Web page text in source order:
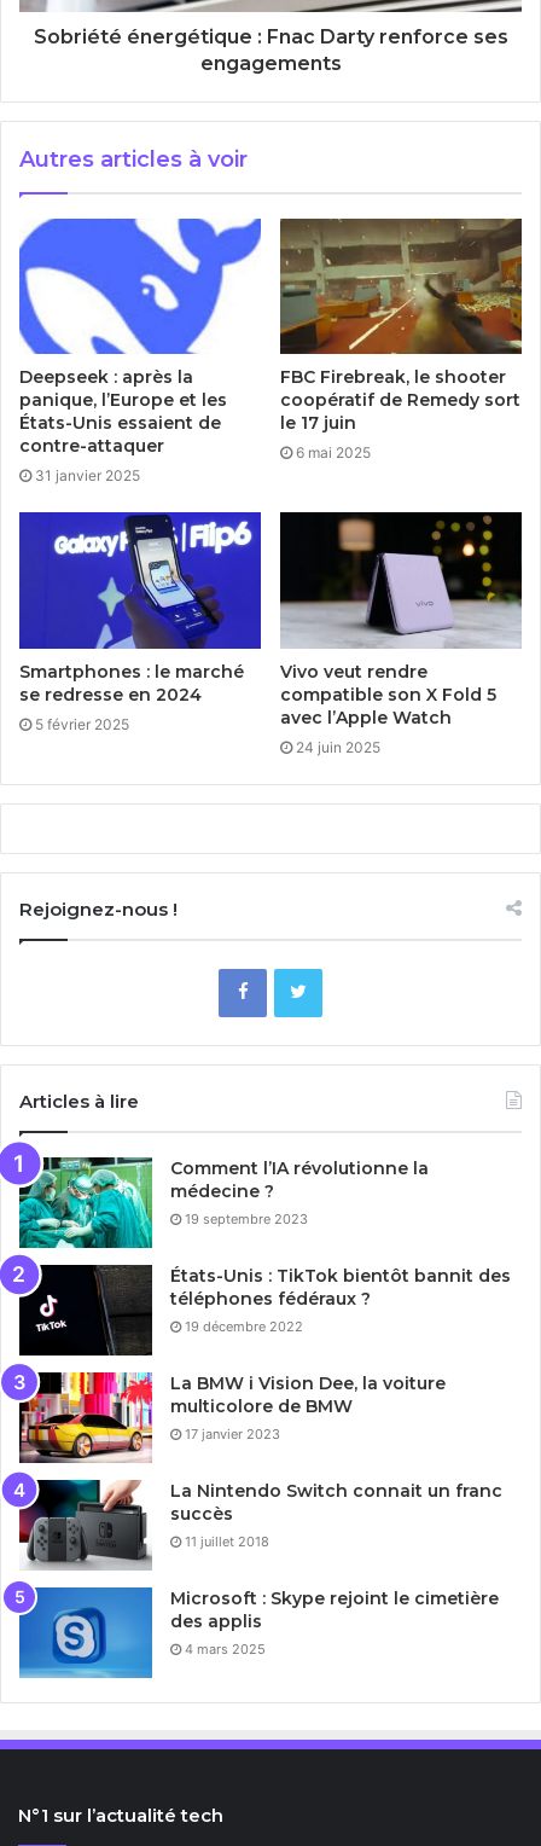
Sobriété énergétique : Fnac Darty renforce ses
engagements
Autres articles à voir
Deepseek : après la
panique, l’Europe et les
États-Unis essaient de
contre-attaquer
31 janvier 2025
FBC Firebreak, le shooter
coopératif de Remedy sort
le 17 juin
6 mai 2025
Smartphones : le marché
se redresse en 2024
5 février 2025
Vivo veut rendre
compatible son X Fold 5
avec l’Apple Watch
24 juin 2025
Rejoignez-nous !
Articles à lire
Comment l’IA révolutionne la
médecine ?
19 septembre 2023
États-Unis : TikTok bientôt bannit des
téléphones fédéraux ?
19 décembre 2022
La BMW i Vision Dee, la voiture
multicolore de BMW
17 janvier 2023
La Nintendo Switch connait un franc
succès
11 juillet 2018
Microsoft : Skype rejoint le cimetière
des applis
4 mars 2025
N°1 sur l’actualité tech